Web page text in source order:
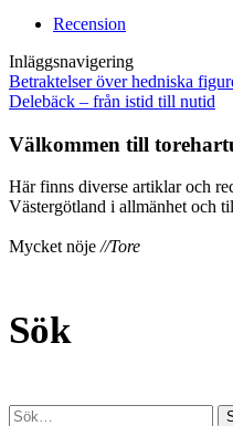
Recension
Inläggsnavigering
Betraktelser över hedniska
Delebäck – från istid till nutid
Välkommen till
Här finns diverse artiklar och
Västergötland i allmänhet och
Mycket nöje //Tore
Sök